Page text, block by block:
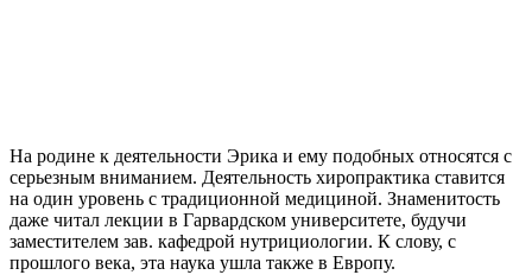
На родине к деятельности Эрика и ему подобных относятся с
серьезным вниманием. Деятельность хиропрактика ставится
на один уровень с традиционной медициной. Знаменитость
даже читал лекции в Гарвардском университете, будучи
заместителем зав. кафедрой нутрициологии. К слову, с
прошлого века, эта наука ушла также в Европу.